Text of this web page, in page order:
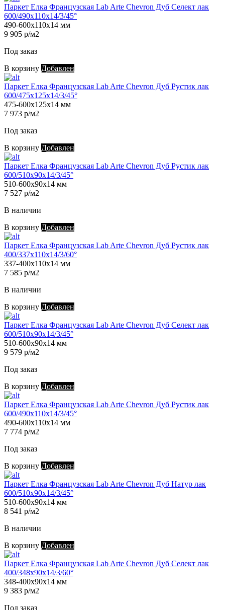
Паркет Елка Французская Lab Arte Chevron Дуб Селект лак
600/490х110х14/3/45°
490-600х110х14 мм
9 905 р/м2
Под заказ
В корзину Добавлен
Паркет Елка Французская Lab Arte Chevron Дуб Рустик лак
600/475х125х14/3/45°
475-600х125х14 мм
7 973 р/м2
Под заказ
В корзину Добавлен
Паркет Елка Французская Lab Arte Chevron Дуб Рустик лак
600/510х90х14/3/45°
510-600х90х14 мм
7 527 р/м2
В наличии
В корзину Добавлен
Паркет Елка Французская Lab Arte Chevron Дуб Рустик лак
400/337х110х14/3/60°
337-400х110х14 мм
7 585 р/м2
В наличии
В корзину Добавлен
Паркет Елка Французская Lab Arte Chevron Дуб Селект лак
600/510х90х14/3/45°
510-600х90х14 мм
9 579 р/м2
Под заказ
В корзину Добавлен
Паркет Елка Французская Lab Arte Chevron Дуб Рустик лак
600/490х110х14/3/45°
490-600х110х14 мм
7 774 р/м2
Под заказ
В корзину Добавлен
Паркет Елка Французская Lab Arte Chevron Дуб Натур лак
600/510х90х14/3/45°
510-600х90х14 мм
8 541 р/м2
В наличии
В корзину Добавлен
Паркет Елка Французская Lab Arte Chevron Дуб Селект лак
400/348х90х14/3/60°
348-400х90х14 мм
9 383 р/м2
Под заказ